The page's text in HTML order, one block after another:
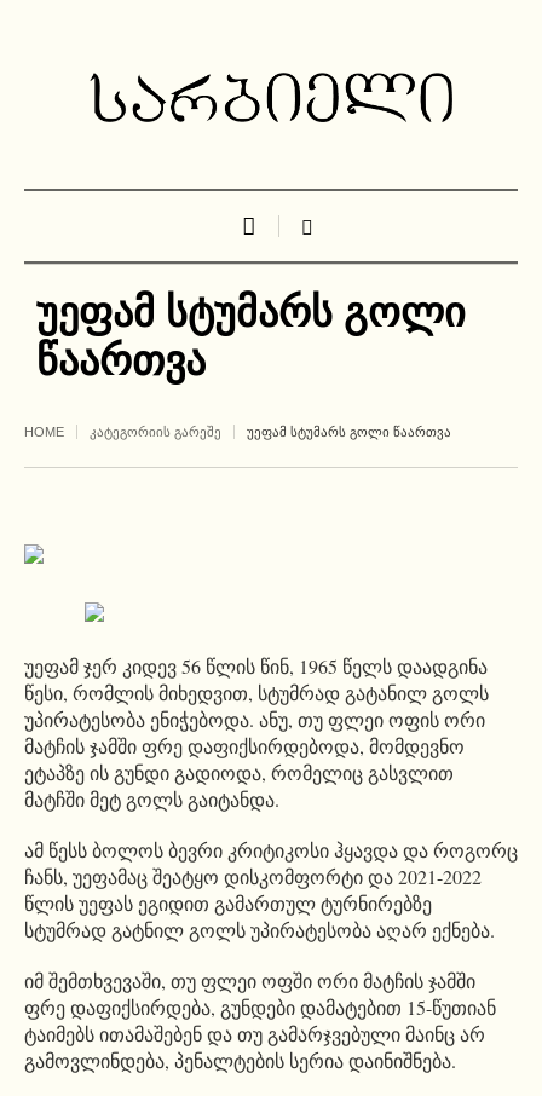
უეფამ სტუმარს გოლი
წაართვა
HOME ᲙᲐᲢᲔᲒᲝᲠᲘᲘᲡ ᲒᲐᲠᲔᲨᲔ ᲣᲔᲤᲐᲛ ᲡᲢᲣᲛᲐᲠᲡ ᲒᲝᲚᲘ ᲬᲐᲐᲠᲗᲕᲐ
უეფამ ჯერ კიდევ 56 წლის წინ, 1965 წელს დაადგინა
წესი, რომლის მიხედვით, სტუმრად გატანილ გოლს
უპირატესობა ენიჭებოდა. ანუ, თუ ფლეი ოფის ორი
მატჩის ჯამში ფრე დაფიქსირდებოდა, მომდევნო
ეტაპზე ის გუნდი გადიოდა, რომელიც გასვლით
მატჩში მეტ გოლს გაიტანდა.
ამ წესს ბოლოს ბევრი კრიტიკოსი ჰყავდა და როგორც
ჩანს, უეფამაც შეატყო დისკომფორტი და 2021-2022
წლის უეფას ეგიდით გამართულ ტურნირებზე
სტუმრად გატნილ გოლს უპირატესობა აღარ ექნება.
იმ შემთხვევაში, თუ ფლეი ოფში ორი მატჩის ჯამში
ფრე დაფიქსირდება, გუნდები დამატებით 15-წუთიან
ტაიმებს ითამაშებენ და თუ გამარჯვებული მაინც არ
გამოვლინდება, პენალტების სერია დაინიშნება.